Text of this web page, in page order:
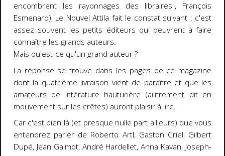
encombrent les rayonnages des libraires", François
Esmenard), Le Nouvel Attila fait le constat suivant : c'est
assez souvent les petits éditeurs qui oeuvrent à faire
connaître les grands auteurs.
Mais qu'est-ce qu'un grand auteur ?
La réponse se trouve dans les pages de ce magazine
dont la quatrième livraison vient de paraître et que les
amateurs de littérature hauturière (autrement dit en
mouvement sur les crêtes) auront plaisir à lire.
Car c'est bien là (et presque nulle part ailleurs) que vous
entendrez parler de Roberto Artl, Gaston Criel, Gilbert
Dupé, Jean Galmot, André Hardellet, Anna Kavan, Joseph-